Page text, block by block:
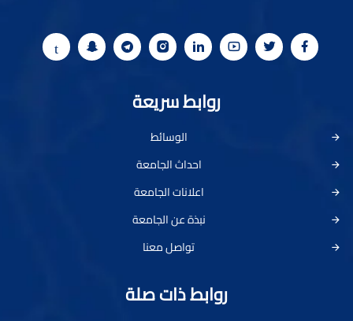
روابط سريعة
الوسائط
احداث الجامعة
اعلانات الجامعة
نبذة عن الجامعة
تواصل معنا
روابط ذات صلة